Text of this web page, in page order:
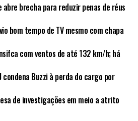
abre brecha para reduzir penas de réus
bom tempo de TV mesmo com chapa
com ventos de até 132 km/h; há
condena Buzzi à perda do cargo por
de investigações em meio a atrito